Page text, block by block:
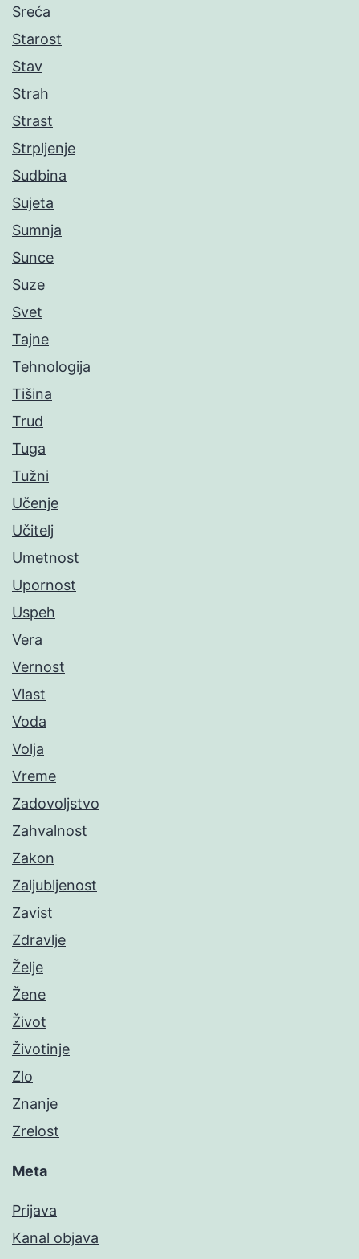
Sreća
Starost
Stav
Strah
Strast
Strpljenje
Sudbina
Sujeta
Sumnja
Sunce
Suze
Svet
Tajne
Tehnologija
Tišina
Trud
Tuga
Tužni
Učenje
Učitelj
Umetnost
Upornost
Uspeh
Vera
Vernost
Vlast
Voda
Volja
Vreme
Zadovoljstvo
Zahvalnost
Zakon
Zaljubljenost
Zavist
Zdravlje
Želje
Žene
Život
Životinje
Zlo
Znanje
Zrelost
Meta
Prijava
Kanal objava